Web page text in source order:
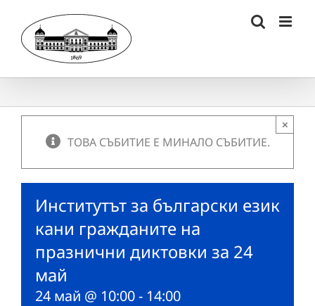
content
ТОВА СЪБИТИЕ Е МИНАЛО СЪБИТИЕ.
×
Институтът за български език
кани гражданите на
празнични диктовки за 24
май
24 май @ 10:00- 14:00